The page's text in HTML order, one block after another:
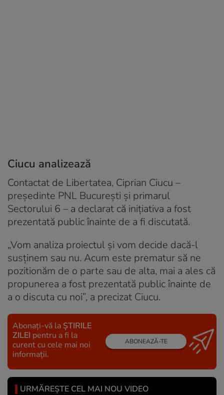
Ciucu analizează
Contactat de Libertatea, Ciprian Ciucu –
președinte PNL București și primarul
Sectorului 6 – a declarat că inițiativa a fost
prezentată public înainte de a fi discutată.
„Vom analiza proiectul și vom decide dacă-l
susținem sau nu. Acum este prematur să ne
pozitionăm de o parte sau de alta, mai a ales că
propunerea a fost prezentată public înainte de
a o discuta cu noi”, a precizat Ciucu.
Abonați-vă la ȘTIRILE
ZILEI pentru a fi la
curent cu cele mai noi
informații.
ABONEAZĂ-TE
URMĂREȘTE CEL MAI NOU VIDEO